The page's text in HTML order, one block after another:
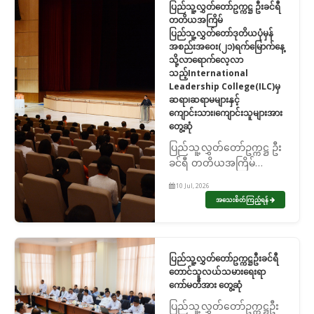
ပြည်သူ့လွှတ်တော်ဥက္ကဋ္ဌ ဦးခင်ရီ
တတိယအကြိမ်
ပြည်သူ့လွှတ်တော်ဒုတိယပုံမှန်
အစည်းအဝေး(၂၁)ရက်မြောက်နေ့
သို့လာရောက်လေ့လာ
သည့်International
Leadership College(ILC)မှ
ဆရာ၊ဆရာမများနှင့်
ကျောင်းသား၊ကျောင်းသူများအား
တွေ့ဆုံ
ပြည်သူ့လွှတ်တော်ဥက္ကဋ္ဌ ဦး
ခင်ရီ တတိယအကြိမ်
မှန်အစည်းအဝေး(၂၁)ရက်
မြောက်နေ့သို့လာရောက်
ဆရာ၊ဆရာမများနှင့်
ကျောင်းသာ...
10 Jul, 2026
အသေးစိတ်ကြည့်ရန်
ပြည်သူ့လွှတ်တော်ဥက္ကဋ္ဌဦးခင်ရီ
တောင်သူလယ်သမားရေးရာ
ကော်မတီအား တွေ့ဆုံ
ပြည်သူ့လွှတ်တော်ဥက္ကဋ္ဌဦး